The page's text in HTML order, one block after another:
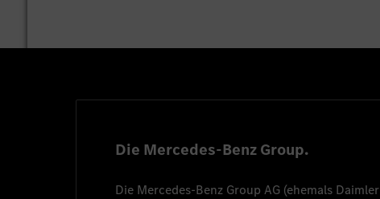
Die Mercedes-Benz Group.
Die Mercedes-Benz Group AG (ehemals